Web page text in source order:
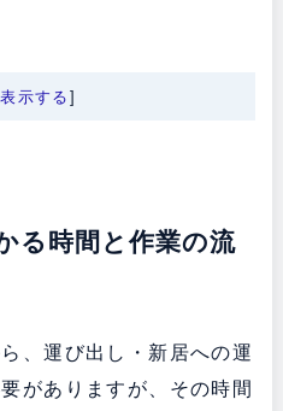
[表示する
る時間と作業の流
、運び出し・新居への運
がありますが、その時間